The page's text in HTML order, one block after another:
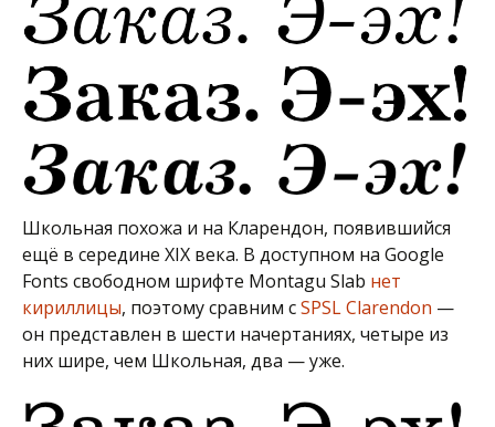
Школьная похожа и на Кларендон, появившийся
ещё в середине XIX века. В доступном на Google
Fonts свободном шрифте Montagu Slab нет
кириллицы, поэтому сравним сSPSL Clarendon —
он представлен в шести начертаниях, четыре из
них шире, чем Школьная, два — уже.